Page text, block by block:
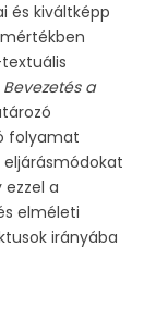
és kiváltképp
Bevezetés a
folyamat
a
elméleti
irányába